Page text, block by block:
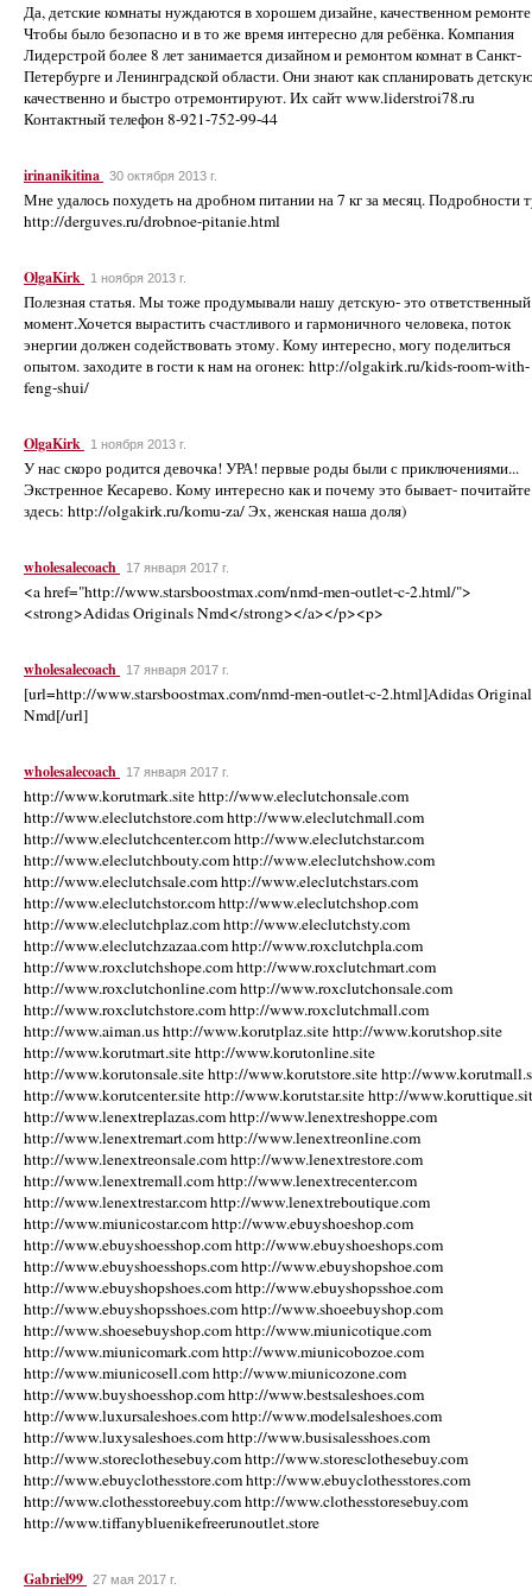
Да, детские комнаты нуждаются в хорошем дизайне, качественном
Чтобы было безопасно и в то же время интересно для ребёнка. Компания
Лидерстрой более 8 лет занимается дизайном и ремонтом комнат в Санкт-
Петербурге и Ленинградской области. Они знают как спланировать
качественно и быстро отремонтируют. Их сайт www.liderstroi78.ru
Контактный телефон 8-921-752-99-44
irinanikitina 30 октября 2013 г.
Мне удалось похудеть на дробном питании на 7 кг за месяц. Подробности
http://derguves.ru/drobnoe-pitanie.html
OlgaKirk 1 ноября 2013 г.
Полезная статья. Мы тоже продумывали нашу детскую- это ответственный
момент.Хочется вырастить счастливого и гармоничного человека, поток
энергии должен содействовать этому. Кому интересно, могу поделиться
опытом. заходите в гости к нам на огонек: http://olgakirk.ru/kids-room-with-
feng-shui/
OlgaKirk 1 ноября 2013 г.
У нас скоро родится девочка! УРА! первые роды были с приключениями...
Экстренное Кесарево. Кому интересно как и почему это бывает- почитайте
здесь: http://olgakirk.ru/komu-za/ Эх, женская наша доля)
wholesalecoach 17 января 2017 г.
<a href="http://www.starsboostmax.com/nmd-men-outlet-c-2.html/">
<strong>Adidas Originals Nmd</strong></a></p><p>
wholesalecoach 17 января 2017 г.
[url=http://www.starsboostmax.com/nmd-men-outlet-c-2.html]Adidas
Nmd[/url]
wholesalecoach 17 января 2017 г.
http://www.korutmark.site http://www.eleclutchonsale.com
http://www.eleclutchstore.com http://www.eleclutchmall.com
http://www.eleclutchcenter.com http://www.eleclutchstar.com
http://www.eleclutchbouty.com http://www.eleclutchshow.com
http://www.eleclutchsale.com http://www.eleclutchstars.com
http://www.eleclutchstor.com http://www.eleclutchshop.com
http://www.eleclutchplaz.com http://www.eleclutchsty.com
http://www.eleclutchzazaa.com http://www.roxclutchpla.com
http://www.roxclutchshope.com http://www.roxclutchmart.com
http://www.roxclutchonline.com http://www.roxclutchonsale.com
http://www.roxclutchstore.com http://www.roxclutchmall.com
http://www.aiman.us http://www.korutplaz.site http://www.korutshop.site
http://www.korutmart.site http://www.korutonline.site
http://www.korutonsale.site http://www.korutstore.site http://
http://www.korutcenter.site http://www.korutstar.site http://
http://www.lenextreplazas.com http://www.lenextreshoppe.com
http://www.lenextremart.com http://www.lenextreonline.com
http://www.lenextreonsale.com http://www.lenextrestore.com
http://www.lenextremall.com http://www.lenextrecenter.com
http://www.lenextrestar.com http://www.lenextreboutique.com
http://www.miunicostar.com http://www.ebuyshoeshop.com
http://www.ebuyshoesshop.com http://www.ebuyshoeshops.com
http://www.ebuyshoesshops.com http://www.ebuyshopshoe.com
http://www.ebuyshopshoes.com http://www.ebuyshopsshoe.com
http://www.ebuyshopsshoes.com http://www.shoeebuyshop.com
http://www.shoesebuyshop.com http://www.miunicotique.com
http://www.miunicomark.com http://www.miunicobozoe.com
http://www.miunicosell.com http://www.miunicozone.com
http://www.buyshoesshop.com http://www.bestsaleshoes.com
http://www.luxursaleshoes.com http://www.modelsaleshoes.com
http://www.luxysaleshoes.com http://www.busisalesshoes.com
http://www.storeclothesebuy.com http://www.storesclothesebuy.com
http://www.ebuyclothesstore.com http://www.ebuyclothesstores.com
http://www.clothesstoreebuy.com http://www.clothesstoresebuy.com
http://www.tiffanybluenikefreerunoutlet.store
Gabriel99 27 мая 2017 г.